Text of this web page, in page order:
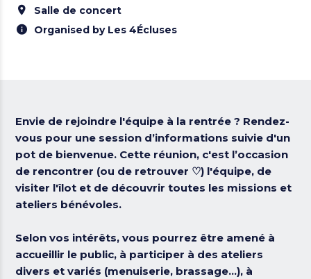
Salle de concert
Organised by Les 4Écluses
Envie de rejoindre l'équipe à la rentrée ? Rendez-
vous pour une session d’informations suivie d'un
pot de bienvenue. Cette réunion, c'est l’occasion
de rencontrer (ou de retrouver ♡) l'équipe, de
visiter l'îlot et de découvrir toutes les missions et
ateliers bénévoles.
Selon vos intérêts, vous pourrez être amené à
accueillir le public, à participer à des ateliers
divers et variés (menuiserie, brassage...), à